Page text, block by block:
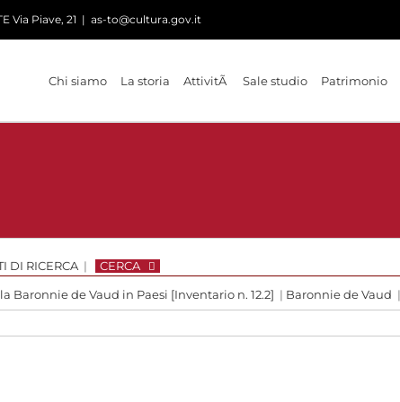
Via Piave, 21 | as-to@cultura.gov.it
Chi siamo La storia AttivitÃ Sale studio Patrimonio
DI RICERCA | CERCA
Baronnie de Vaud in Paesi [Inventario n. 12.2] | Baronnie de Vaud |